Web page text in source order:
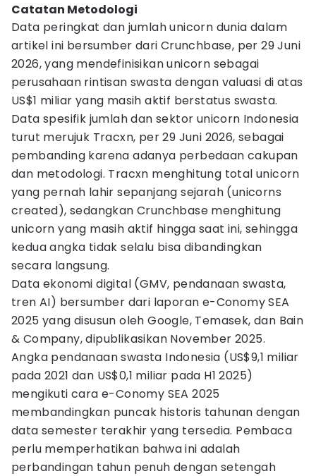
Catatan Metodologi
Data peringkat dan jumlah unicorn dunia dalam
artikel ini bersumber dari Crunchbase, per 29 Juni
2026, yang mendefinisikan unicorn sebagai
perusahaan rintisan swasta dengan valuasi di atas
US$1 miliar yang masih aktif berstatus swasta.
Data spesifik jumlah dan sektor unicorn Indonesia
turut merujuk Tracxn, per 29 Juni 2026, sebagai
pembanding karena adanya perbedaan cakupan
dan metodologi. Tracxn menghitung total unicorn
yang pernah lahir sepanjang sejarah (unicorns
created), sedangkan Crunchbase menghitung
unicorn yang masih aktif hingga saat ini, sehingga
kedua angka tidak selalu bisa dibandingkan
secara langsung.
Data ekonomi digital (GMV, pendanaan swasta,
tren AI) bersumber dari laporan e-Conomy SEA
2025 yang disusun oleh Google, Temasek, dan Bain
& Company, dipublikasikan November 2025.
Angka pendanaan swasta Indonesia (US$9,1 miliar
pada 2021 dan US$0,1 miliar pada H1 2025)
mengikuti cara e-Conomy SEA 2025
membandingkan puncak historis tahunan dengan
data semester terakhir yang tersedia. Pembaca
perlu memperhatikan bahwa ini adalah
perbandingan tahun penuh dengan setengah